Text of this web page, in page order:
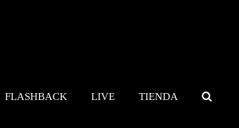
FLASHBACK LIVE TIENDA